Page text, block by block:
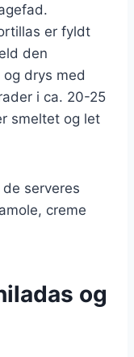
er fyldt
den
drys med
i ca. 20-25
smeltet og let
serveres
creme
og